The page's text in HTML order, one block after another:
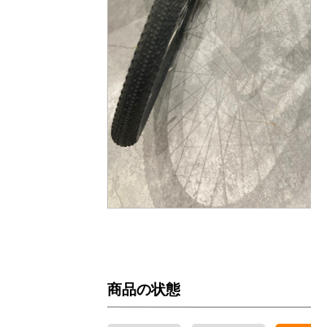
商品の状態